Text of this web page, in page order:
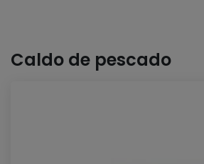
Caldo de pescado